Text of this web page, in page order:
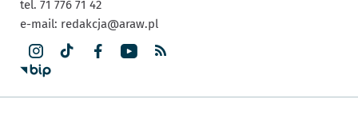
tel. 71 776 71 42
e-mail: redakcja@araw.pl